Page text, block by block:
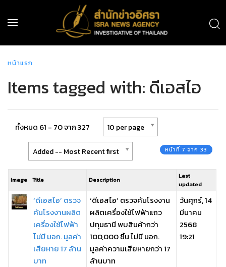
หน้าแรก
Items tagged with: ดีเอสไอ
ทั้งหมด 61 - 70 จาก 327 10 per page
Added -- Most Recent first หน้าที่ 7 จาก 33
Image Title Description
Last
updated
‘ดีเอสไอ’ ตรวจ
ค้นโรงงานผลิต
เครื่องใช้ไฟฟ้า
ไม่มี มอก. มูลค่า
เสียหาย 17 ล้าน
บาท
‘ดีเอสไอ’ ตรวจค้นโรงงาน
ผลิตเครื่องใช้ไฟฟ้าแถว
ปทุมธานี พบสินค้ากว่า
100,000 ชิ้น ไม่มี มอก.
มูลค่าความเสียหายกว่า 17
ล้านบาท
วันศุกร์, 14
มีนาคม
2568
19:21